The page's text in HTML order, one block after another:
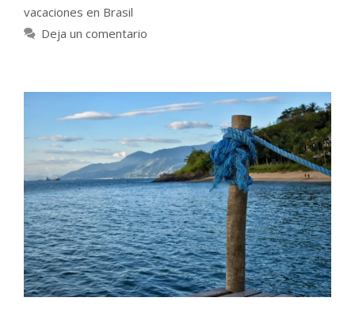
vacaciones en Brasil
Deja un comentario